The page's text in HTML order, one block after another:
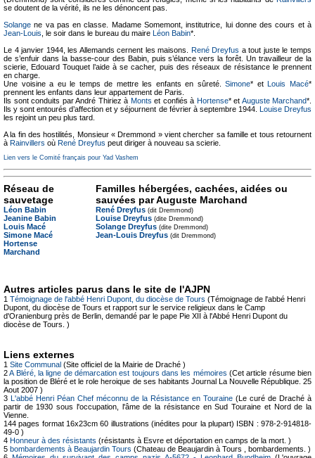
se doutent de la vérité, ils ne les dénoncent pas.
Solange ne va pas en classe. Madame Somemont, institutrice, lui donne des cours et à
Jean-Louis , le soir dans le bureau du maire Léon Babin*.
Le 4 janvier 1944, les Allemands cernent les maisons. René Dreyfus a tout juste le temps
de s’enfuir dans la basse-cour des Babin, puis s’élance vers la forêt. Un travailleur de la
scierie, Edouard Touquet l’aide à se cacher, puis des réseaux de résistance le prennent
en charge.
Une voisine a eu le temps de mettre les enfants en sûreté.Simone* etLouis Macé*
prennent les enfants dans leur appartement de Paris.
Ils sont conduits par André Thiriez à Monts et confiés à Hortense* et Auguste Marchand*.
Ils y sont entourés d’affection et y séjournent de février à septembre 1944. Louise Dreyfus
les rejoint un peu plus tard.
A la fin des hostilités, Monsieur « Dremmond » vient chercher sa famille et tous retournent
à Rainvillers où René Dreyfus peut diriger à nouveau sa scierie.
Lien vers le Comité français pour Yad Vashem
Réseau de
sauvetage
Léon Babin
Jeanine Babin
Louis Macé
Simone Macé
Hortense
Marchand
Familles hébergées, cachées, aidées ou
sauvées par Auguste Marchand
René Dreyfus (dit Dremmond)
Louise Dreyfus (dite Dremmond)
Solange Dreyfus (dite Dremmond)
Jean-Louis Dreyfus (dit Dremmond)
Autres articles parus dans le site de l'AJPN
1 Témoignage de l'abbé Henri Dupont, du diocèse de Tours (Témoignage de l'abbé Henri
Dupont, du diocèse de Tours et rapport sur le service religieux dans le Camp
d'Oranienburg près de Berlin, demandé par le pape Pie XII à l'Abbé Henri Dupont du
diocèse de Tours. )
Liens externes
1 Site Communal (Site officiel de la Mairie de Draché )
2A Bléré, la ligne de démarcation est toujours dans les mémoires (Cet article résume bien
la position de Bléré et le role heroique de ses habitants Journal La Nouvelle République. 25
Aout 2007 )
3 L'abbé Henri Péan Chef méconnu de la Résistance en Touraine (Le curé de Draché à
partir de 1930 sous l'occupation, l'âme de la résistance en Sud Touraine et Nord de la
Vienne.
144 pages format 16x23cm 60 illustrations (inédites pour la plupart) ISBN : 978-2-914818-
49-0 )
4 Honneur à des résistants (résistants à Esvre et déportation en camps de la mort. )
5 bombardements à Beaujardin Tours (Chateau de Beaujardin à Tours , bombardements. )